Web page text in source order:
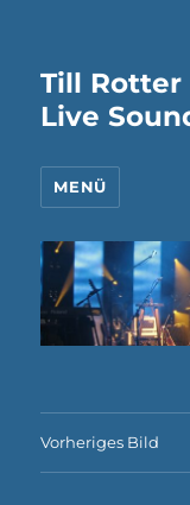
Till
Live
MENÜ
Vorheriges Bild